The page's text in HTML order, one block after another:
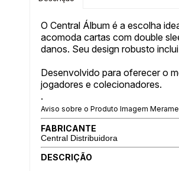
O Central Álbum é a escolha
acomoda cartas com double
danos. Seu design robusto
Desenvolvido para oferecer o
jogadores e colecionadores.
.
Aviso sobre o Produto Imagem
FABRICANTE
Central Distribuidora
DESCRIÇÃO